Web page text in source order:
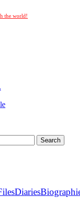
the world!
Diaries